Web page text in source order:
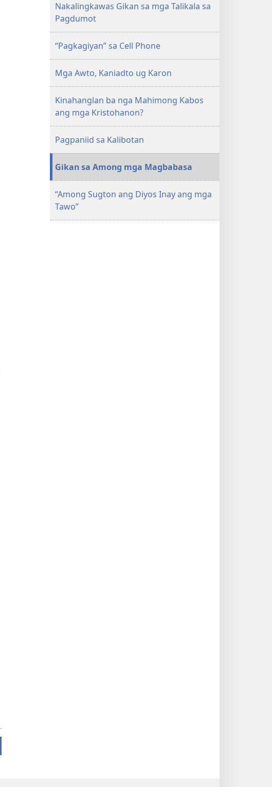
Nakalingkawas Gikan sa mga Talikala sa
Pagdumot
“Pagkagiyan” sa Cell Phone
Mga Awto, Kaniadto ug Karon
Kinahanglan ba nga Mahimong Kabos
ang mga Kristohanon?
Pagpaniid sa Kalibotan
Gikan sa Among mga Magbabasa
“Among Sugton ang Diyos Inay ang mga
Tawo”